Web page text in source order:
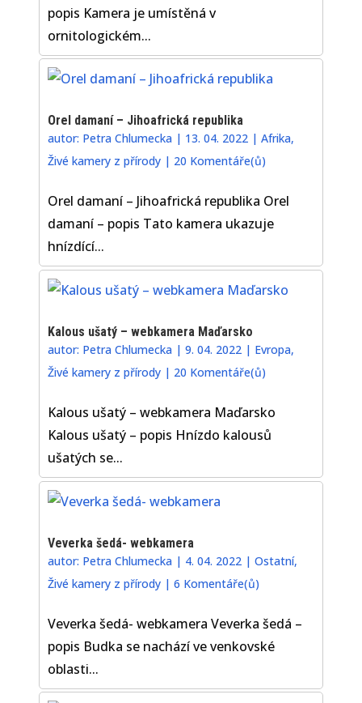
popis Kamera je umístěná v
ornitologickém...
Orel damaní – Jihoafrická republika
autor: Petra Chlumecka | 13. 04. 2022 |Afrika,
Živé kamery z přírody | 20 Komentáře(ů)
Orel damaní – Jihoafrická republika Orel
damaní – popis Tato kamera ukazuje
hnízdící...
Kalous ušatý – webkamera Maďarsko
autor: Petra Chlumecka |9. 04. 2022 | Evropa,
Živé kamery z přírody | 20 Komentáře(ů)
Kalous ušatý – webkamera Maďarsko
Kalous ušatý – popis Hnízdo kalousů
ušatých se...
Veverka šedá- webkamera
autor: Petra Chlumecka | 4. 04. 2022 |Ostatní,
Živé kamery z přírody |6 Komentáře(ů)
Veverka šedá- webkamera Veverka šedá –
popis Budka se nachází ve venkovské
oblasti...